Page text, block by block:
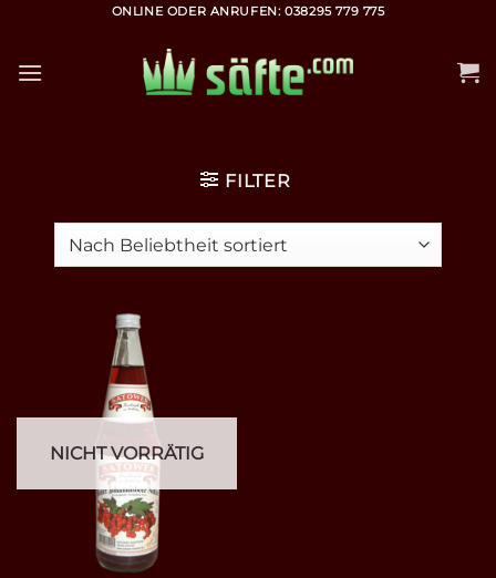
springen
ONLINE ODER ANRUFEN: 038295 779 775
FILTER
NICHT VORRÄTIG